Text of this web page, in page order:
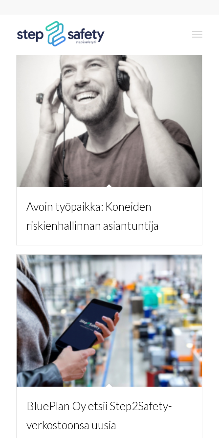
Avoimet työpaikat
Avoin työpaikka: Koneiden
riskienhallinnan asiantuntija
BluePlan Oy etsii Step2Safety-
verkostoonsa uusia